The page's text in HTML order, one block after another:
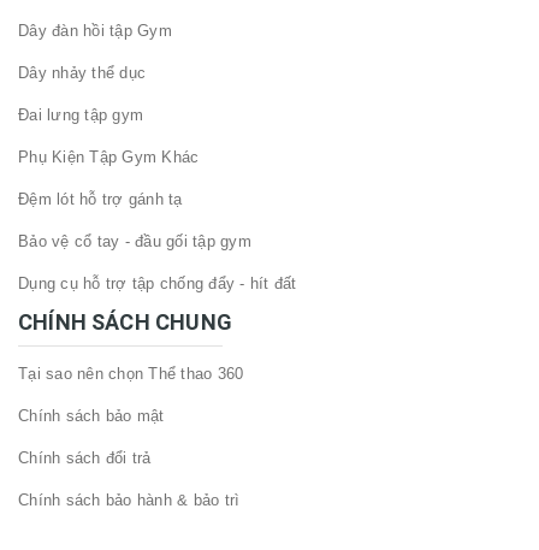
Dây đàn hồi tập Gym
Dây nhảy thể dục
Đai lưng tập gym
Phụ Kiện Tập Gym Khác
Đệm lót hỗ trợ gánh tạ
Bảo vệ cổ tay - đầu gối tập gym
Dụng cụ hỗ trợ tập chống đẩy - hít đất
CHÍNH SÁCH CHUNG
Tại sao nên chọn Thể thao 360
Chính sách bảo mật
Chính sách đổi trả
Chính sách bảo hành & bảo trì